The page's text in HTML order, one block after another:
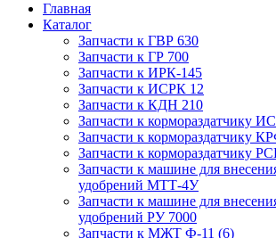
Главная
Каталог
Запчасти к ГВР 630
Запчасти к ГР 700
Запчасти к ИРК-145
Запчасти к ИСРК 12
Запчасти к КДН 210
Запчасти к кормораздатчику
Запчасти к кормораздатчику
Запчасти к кормораздатчику
Запчасти к машине для
удобрений МТТ-4У
Запчасти к машине для
удобрений РУ 7000
Запчасти к МЖТ Ф-11 (6)